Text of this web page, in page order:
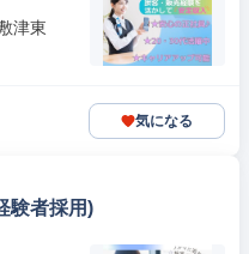
津東
気になる
験者採用)